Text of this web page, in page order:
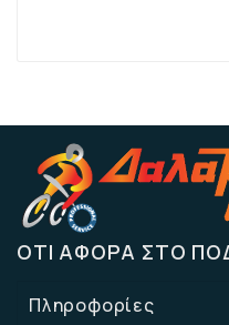
ΌΤΙ ΑΦΟΡΆ ΣΤΟ
Πληροφορίες